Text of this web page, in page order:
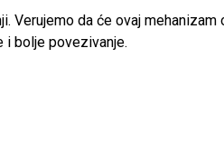
Verujemo da će ovaj
i bolje povezivanje.